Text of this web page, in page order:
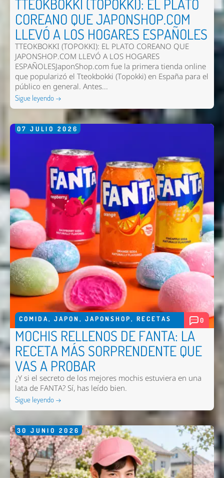
TTEOKBOKKI (TOPOKKI): EL PLATO
COREANO QUE JAPONSHOP.COM
LLEVÓ A LOS HOGARES ESPAÑOLES
TTEOKBOKKI (TOPOKKI): EL PLATO COREANO QUE
JAPONSHOP.COM LLEVÓ A LOS HOGARES
ESPAÑOLESJaponShop.com fue la primera tienda online
que popularizó el Tteokbokki (Topokki) en España para el
público en general. Antes...
Sigue leyendo →
07 JULIO 2026
COMIDA, JAPON , JAPONSHOP, RECETAS 0
MOCHIS RELLENOS DE FANTA: LA
RECETA MÁS SORPRENDENTE QUE
VAS A PROBAR
¿Y si el secreto de los mejores mochis estuviera en una
lata de FANTA? Sí, has leído bien.
Sigue leyendo →
30 JUNIO 2026
Nombre *
Email *
Comentario *
Enviar